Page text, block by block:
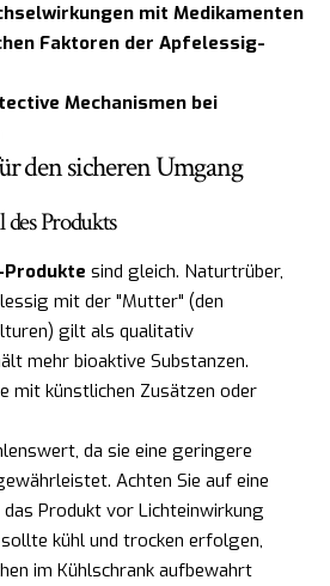
mit Medikamenten
Faktoren der Apfelessig-
Mechanismen bei
den sicheren Umgang
Produkts
sind gleich. Naturtrüber,
mit der "Mutter" (den
gilt als qualitativ
mehr bioaktive Substanzen.
mit künstlichen Zusätzen oder
da sie eine geringere
Achten Sie auf eine
das Produkt vor Lichteinwirkung
kühl und trocken erfolgen,
im Kühlschrank aufbewahrt